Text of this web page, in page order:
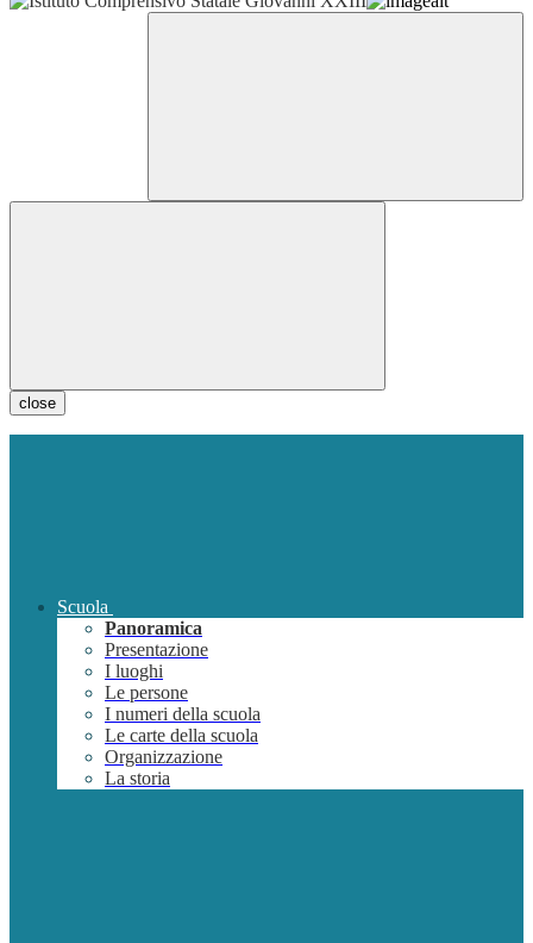
close
Scuola
Panoramica
Presentazione
I luoghi
Le persone
I numeri della scuola
Le carte della scuola
Organizzazione
La storia